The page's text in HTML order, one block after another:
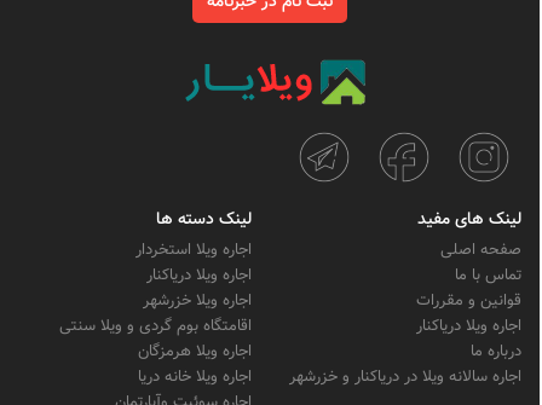
لینک های مفید
صفحه اصلی
تماس با ما
قوانین و مقررات
اجاره ویلا دریاکنار
درباره ما
اجاره سالانه ویلا در دریاکنار و خزرشهر
لینک دسته ها
اجاره ویلا استخردار
اجاره ویلا دریاکنار
اجاره ویلا خزرشهر
اقامتگاه بوم گردی و ویلا سنتی
اجاره ویلا هرمزگان
اجاره ویلا خانه دریا